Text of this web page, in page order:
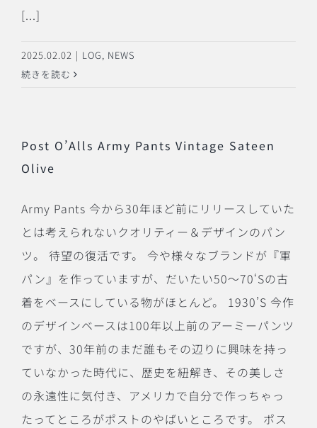
[...]
2025.02.02 | LOG, NEWS
続きを読む
Post O’Alls Army Pants Vintage Sateen
Olive
Army Pants 今から30年ほど前にリリースしていた
とは考えられないクオリティー＆デザインのパン
ツ。 待望の復活です。 今や様々なブランドが『軍
パン』を作っていますが、だいたい50〜70‘Sの古
着をベースにしている物がほとんど。 1930’S 今作
のデザインベースは100年以上前のアーミーパンツ
ですが、30年前のまだ誰もその辺りに興味を持っ
ていなかった時代に、歴史を紐解き、その美しさ
の永遠性に気付き、アメリカで自分で作っちゃっ
たってところがポストのやばいところです。 ポス